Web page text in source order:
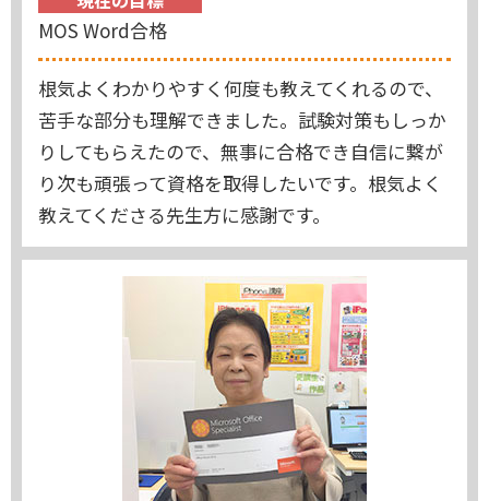
MOS Word合格
根気よくわかりやすく何度も教えてくれるので、
苦手な部分も理解できました。試験対策もしっか
りしてもらえたので、無事に合格でき自信に繋が
り次も頑張って資格を取得したいです。根気よく
教えてくださる先生方に感謝です。